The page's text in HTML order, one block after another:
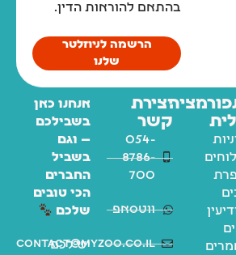
בהתאם להוראות הדין.
הרשמה לניוזלטר
שלנו
יצירת
קשר
054-
8786-
700
ווטסאפ
contact@myzoo.co.il
אנחנו כאן
בשבילכם
— וגם
בשביל
החברים
הכי טובים
שלכם
יש לכם